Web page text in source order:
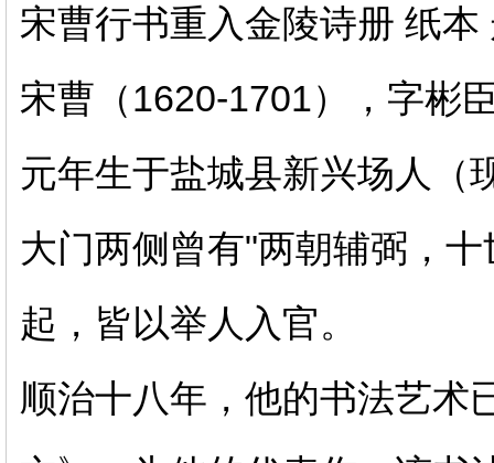
宋曹行书重入金陵诗册 纸
宋曹（1620-1701），字彬
元年生于盐城县新兴场人（
大门两侧曾有"两朝辅弼，
起，皆以举人入官。
顺治十八年，他的书法艺术